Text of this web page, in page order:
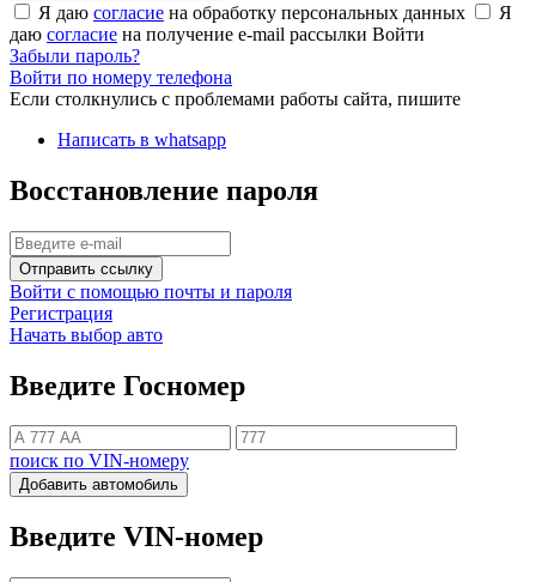
Я даю согласие на обработку персональных данных
Я
даю согласие на получение e-mail рассылки Войти
Забыли пароль?
Войти по номеру телефона
Если столкнулись с проблемами работы сайта, пишите
Написать в whatsapp
Восстановление пароля
Отправить ссылку
Войти с помощью почты и пароля
Регистрация
Начать выбор авто
Введите Госномер
поиск по VIN-номеру
Добавить автомобиль
Введите VIN-номер